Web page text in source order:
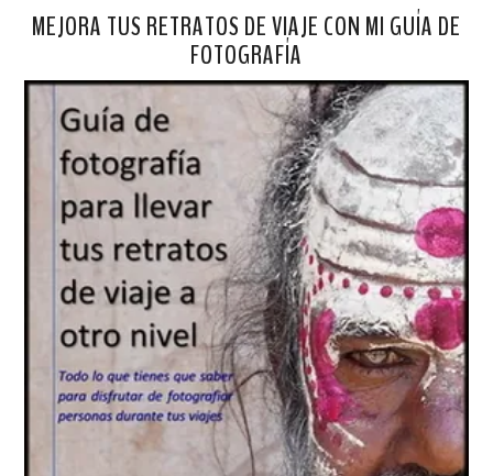
MEJORA TUS RETRATOS DE VIAJE CON MI GUÍA DE
FOTOGRAFÍA